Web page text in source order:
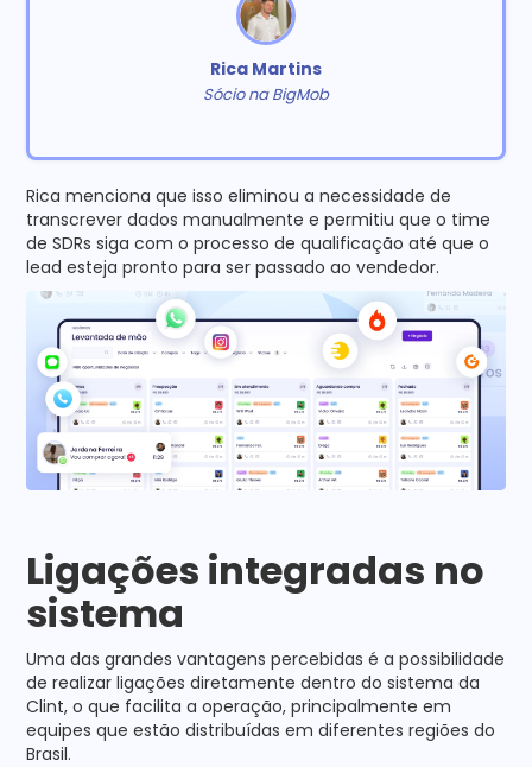
Rica Martins
Sócio na BigMob
Rica menciona que isso eliminou a necessidade de
transcrever dados manualmente e permitiu que o time
de SDRs siga com o processo de qualificação até que o
lead esteja pronto para ser passado ao vendedor.
Ligações integradas no
sistema
Uma das grandes vantagens percebidas é a possibilidade
de realizar ligações diretamente dentro do sistema da
Clint, o que facilita a operação, principalmente em
equipes que estão distribuídas em diferentes regiões do
Brasil.